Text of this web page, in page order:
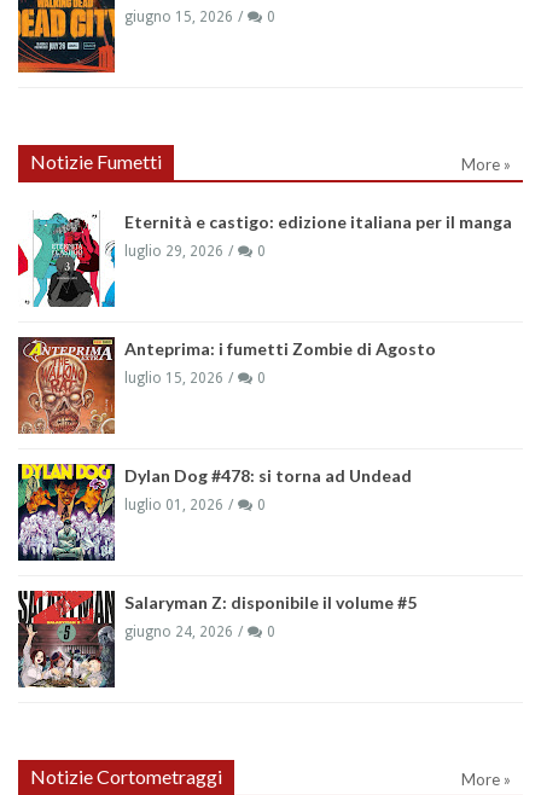
giugno 15, 2026 0
Notizie Fumetti More »
Eternità e castigo: edizione italiana per il manga
luglio 29, 2026 0
Anteprima: i fumetti Zombie di Agosto
luglio 15, 2026 0
Dylan Dog #478: si torna ad Undead
luglio 01, 2026 0
Salaryman Z: disponibile il volume #5
giugno 24, 2026 0
Notizie Cortometraggi More »